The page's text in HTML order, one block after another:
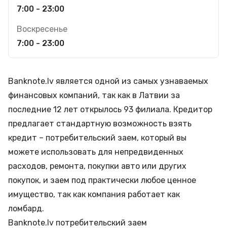
7:00 - 23:00
Воскресенье
7:00 - 23:00
Banknote.lv является одной из самых узнаваемых
финансовых компаний, так как в Латвии за
последние 12 лет открылось 93 филиала. Кредитор
предлагает стандартную возможность взять
кредит – потребительский заем, который вы
можете использовать для непредвиденных
расходов, ремонта, покупки авто или других
покупок, и заем под практически любое ценное
имущество, так как компания работает как
ломбард.
Banknote.lv потребительский заем